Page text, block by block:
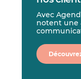
Avec
notent une